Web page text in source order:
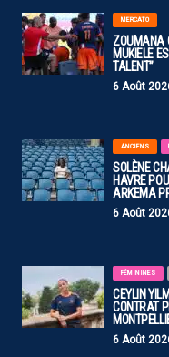
MERCATO
ZOUMANA
MUKIELE
TALENT”
6 Août
ANCIENS
SOLÈNE
HAVRE
ARKEMA
6 Août
FÉMININES
CEYLIN
CONTRAT
6 Août
un retour dans
poids en faveur du
loin d’être bouclé
invitent à
à un accord dans
regard de la
EST
DEVRAIT
LA LÂCHETÉ